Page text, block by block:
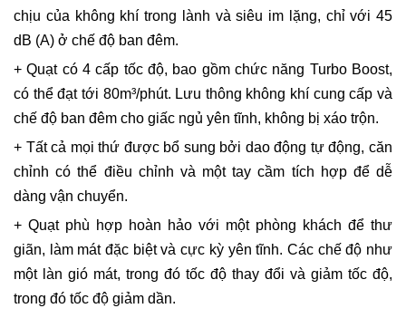
chịu của không khí trong lành và siêu im lặng, chỉ với 45
dB (A) ở chế độ ban đêm.
+ Quạt có 4 cấp tốc độ, bao gồm chức năng Turbo Boost,
có thể đạt tới 80m³/phút. Lưu thông không khí cung cấp và
chế độ ban đêm cho giấc ngủ yên tĩnh, không bị xáo trộn.
+ Tất cả mọi thứ được bổ sung bởi dao động tự động, căn
chỉnh có thể điều chỉnh và một tay cầm tích hợp để dễ
dàng vận chuyển.
+ Quạt phù hợp hoàn hảo với một phòng khách để thư
giãn, làm mát đặc biệt và cực kỳ yên tĩnh. Các chế độ như
một làn gió mát, trong đó tốc độ thay đổi và giảm tốc độ,
trong đó tốc độ giảm dần.